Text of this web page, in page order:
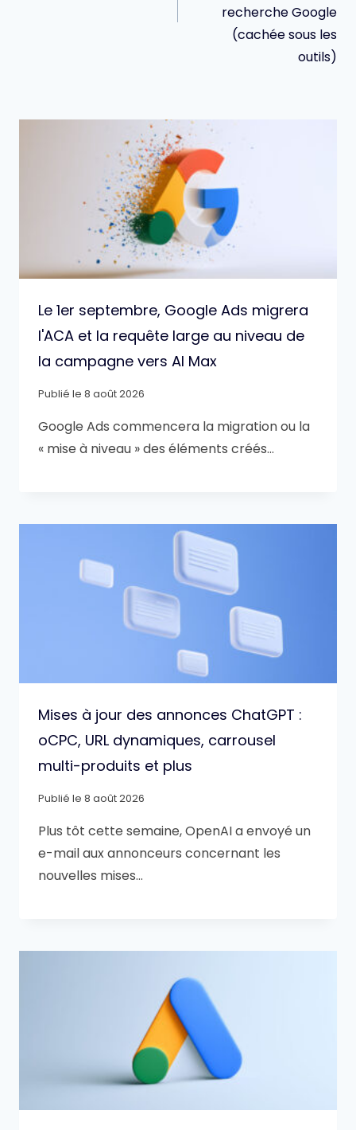
recherche Google
(cachée sous les
outils)
Le 1er septembre, Google Ads migrera
l'ACA et la requête large au niveau de
la campagne vers AI Max
Publié le 8 août 2026
Google Ads commencera la migration ou la
« mise à niveau » des éléments créés…
Mises à jour des annonces ChatGPT :
oCPC, URL dynamiques, carrousel
multi-produits et plus
Publié le 8 août 2026
Plus tôt cette semaine, OpenAI a envoyé un
e-mail aux annonceurs concernant les
nouvelles mises…